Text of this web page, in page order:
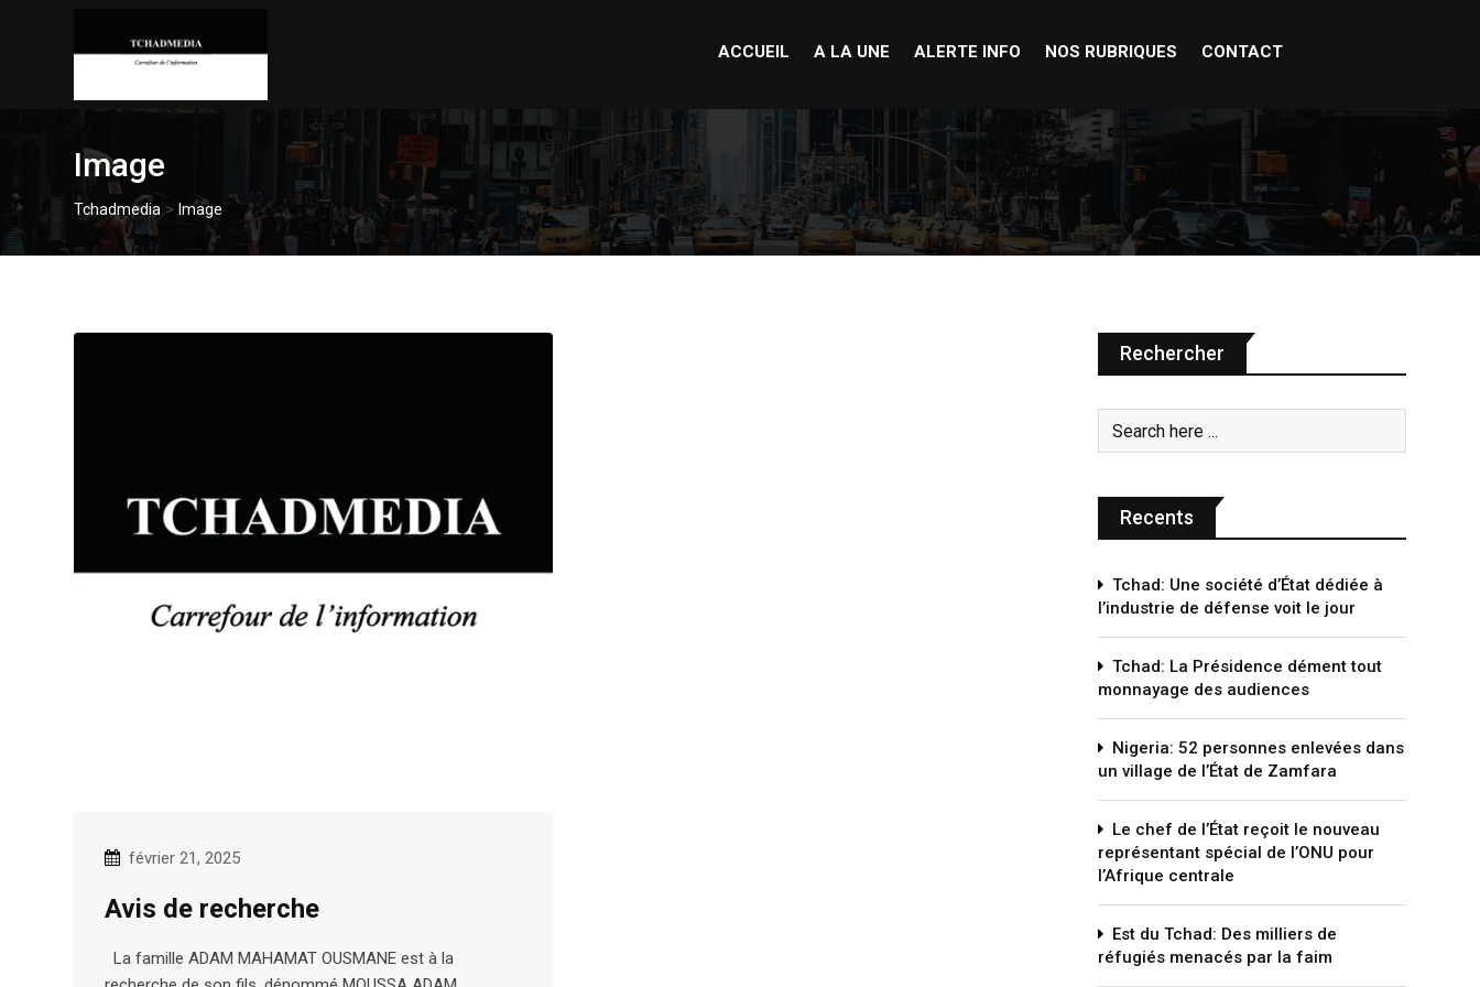
ACCUEIL A LA UNE ALERTE INFO NOS RUBRIQUES CONTACT
Image
Tchadmedia> Image
février 21, 2025
Avis de recherche
La famille ADAM MAHAMAT OUSMANE est à la
Rechercher
Recents
Tchad: Une société d’État dédiée à
l’industrie de défense voit le jour
Tchad: La Présidence dément tout
monnayage des audiences
Nigeria: 52 personnes enlevées dans
un village de l’État de Zamfara
Le chef de l’État reçoit le nouveau
représentant spécial de l’ONU pour
l’Afrique centrale
Est du Tchad: Des milliers de
réfugiés menacés par la faim